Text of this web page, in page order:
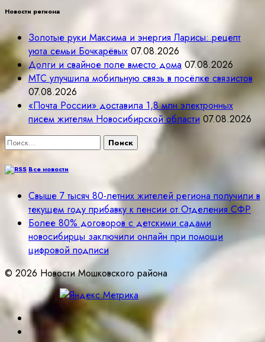
Новости региона
Золотые руки Максима и энергия Ларисы: рецепт
уюта семьи Бочкарёвых 07.08.2026
Долги и свайное поле вместо дома 07.08.2026
МТС улучшила мобильную связь в посёлке связистов
07.08.2026
«Почта России» доставила 1,8 млн электронных
писем жителям Новосибирской области 07.08.2026
Найти:
Все новости
Свыше 7 тысяч 80-летних жителей региона получили в
текущем году прибавку к пенсии от Отделения СФР
Более 80% договоров с детскими садами
новосибирцы заключили онлайн при помощи
цифровой подписи
© 2026 Новости Мошковского района